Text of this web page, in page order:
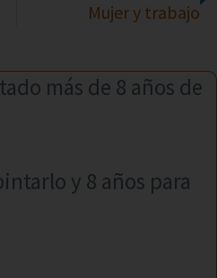
Mujer y trabajo
más de 8 años de
y 8 años para